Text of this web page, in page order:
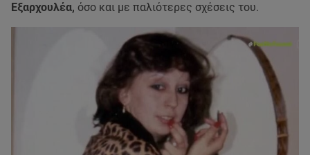
Εξαρχουλέα, όσο και με παλιότερες σχέσεις του.